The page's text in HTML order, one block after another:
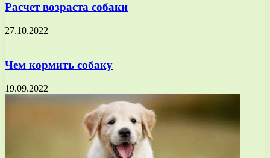
Расчет возраста собаки
27.10.2022
Чем кормить собаку
19.09.2022